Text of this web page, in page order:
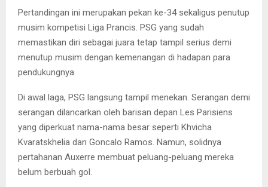
Pertandingan ini merupakan pekan ke-34 sekaligus penutup
musim kompetisi Liga Prancis. PSG yang sudah
memastikan diri sebagai juara tetap tampil serius demi
menutup musim dengan kemenangan di hadapan para
pendukungnya.
Di awal laga, PSG langsung tampil menekan. Serangan demi
serangan dilancarkan oleh barisan depan Les Parisiens
yang diperkuat nama-nama besar seperti Khvicha
Kvaratskhelia dan Goncalo Ramos. Namun, solidnya
pertahanan Auxerre membuat peluang-peluang mereka
belum berbuah gol.